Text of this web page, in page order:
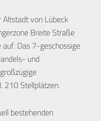
von Lübeck
Breite Straße
Das 7-geschossige
und
210 Stellplätzen.
bestehenden